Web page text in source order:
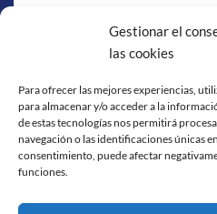
Gestionar el
las cookies
Para ofrecer las mejores experiencias,
para almacenar y/o acceder a la
de estas tecnologías nos permitirá
navegación o las identificaciones únicas
consentimiento, puede afectar
funciones.